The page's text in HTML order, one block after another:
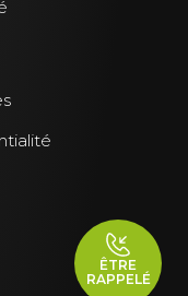
ÊTRE
RAPPELÉ